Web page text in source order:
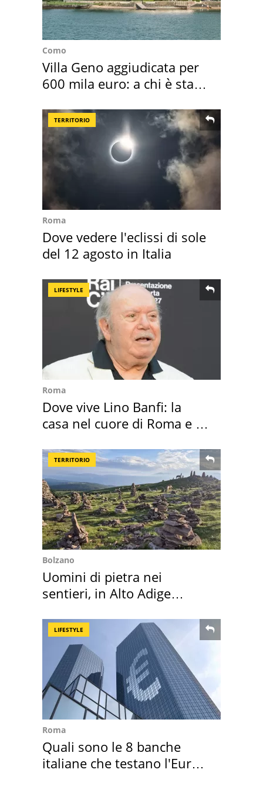
Como
Villa Geno aggiudicata per
600 mila euro: a chi è stata
TERRITORIO
Roma
Dove vedere l'eclissi di sole
del 12 agosto in Italia
LIFESTYLE
Roma
Dove vive Lino Banfi: la
casa nel cuore di Roma e i
TERRITORIO
Bolzano
Uomini di pietra nei
sentieri, in Alto Adige
LIFESTYLE
Roma
Quali sono le 8 banche
italiane che testano l'Euro